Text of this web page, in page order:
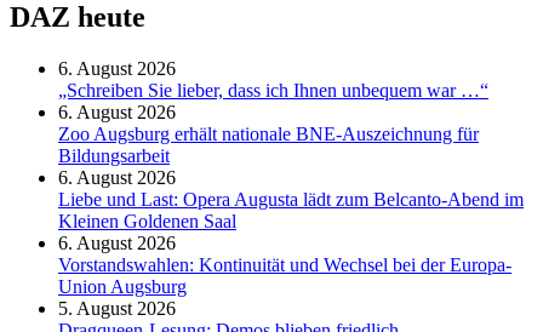
DAZ heute
6. August 2026
„Schreiben Sie lieber, dass ich Ihnen unbequem war …“
6. August 2026
Zoo Augsburg erhält nationale BNE-Auszeichnung für
Bildungsarbeit
6. August 2026
Liebe und Last: Opera Augusta lädt zum Belcanto-Abend im
Kleinen Goldenen Saal
6. August 2026
Vorstandswahlen: Kontinuität und Wechsel bei der Europa-
Union Augsburg
5. August 2026